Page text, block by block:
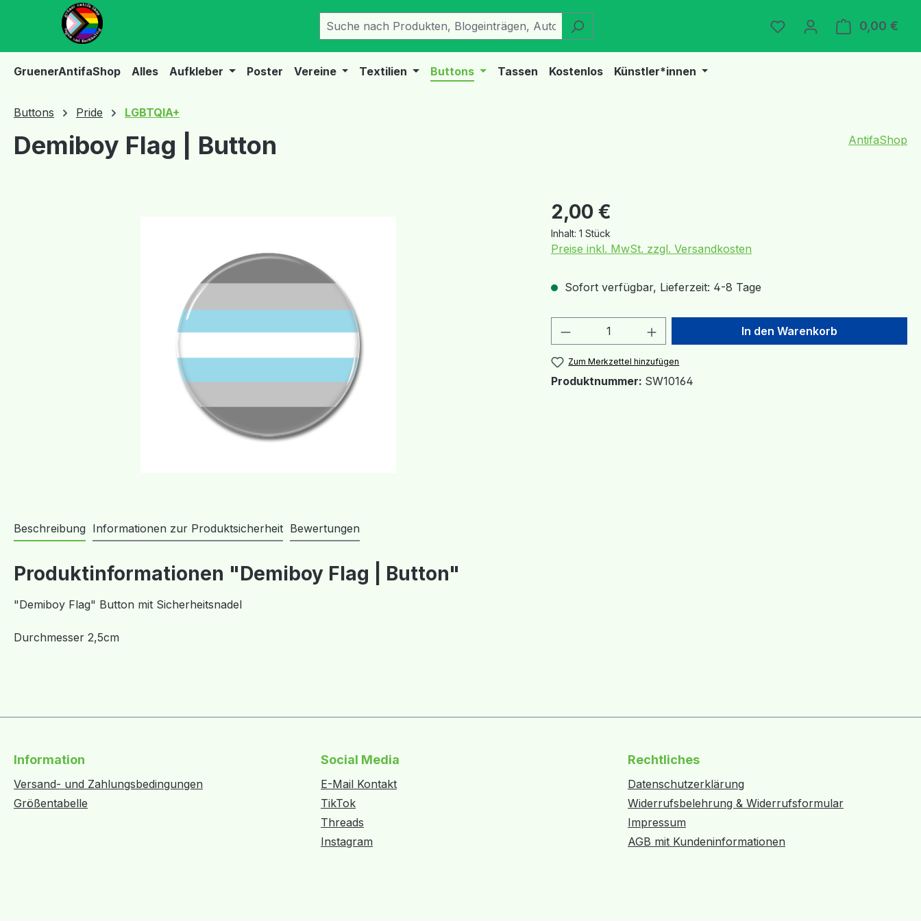
Hauptinhalt springen
Zur Suche springen
Zur Hauptnavigation springen
Du hast 0 Produkte auf
0,00 €
GruenerAntifaShop Alles Aufkleber Poster Vereine Textilien Buttons Tassen Kostenlos Künstler*innen
Buttons Pride LGBTQIA+
Demiboy Flag | Button AntifaShop
Regulärer Preis:
2,00 €
Inhalt: 1 Stück
Preise inkl. MwSt. zzgl. Versandkosten
Sofort verfügbar, Lieferzeit: 4-8 Tage
Produkt Anzahl: Gib den gewünschten Wert
In den Warenkorb
Zum Merkzettel hinzufügen
Produktnummer: SW10164
Beschreibung Informationen zur Produktsicherheit Bewertungen
Produktinformationen "Demiboy Flag | Button"
"Demiboy Flag" Button mit Sicherheitsnadel
Durchmesser 2,5cm
Information
Versand- und Zahlungsbedingungen
Größentabelle
Social Media
E-Mail Kontakt
TikTok
Threads
Instagram
Rechtliches
Datenschutzerklärung
Widerrufsbelehrung & Widerrufsformular
Impressum
AGB mit Kundeninformationen